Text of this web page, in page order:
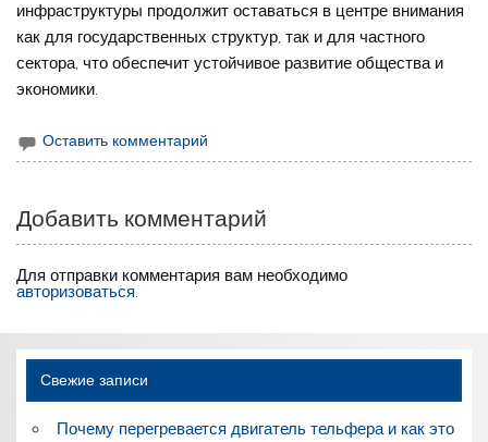
инфраструктуры продолжит оставаться в центре внимания
как для государственных структур, так и для частного
сектора, что обеспечит устойчивое развитие общества и
экономики.
Оставить комментарий
Добавить комментарий
Для отправки комментария вам необходимо
авторизоваться.
Свежие записи
Почему перегревается двигатель тельфера и как это